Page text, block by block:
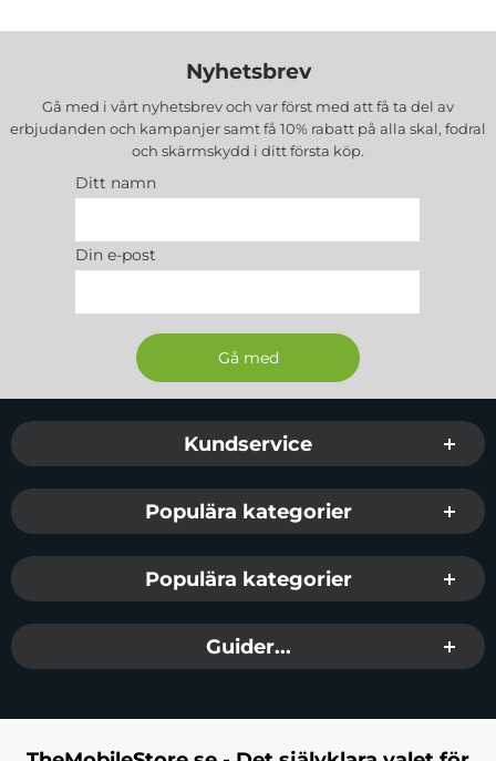
elektroniska komponenter ger palm rejection, tilt
sensing och finare spets jämfört med passiva stylus
som fungerar som fingret.
BOOM Stylus Penna
modellerna. Den tunna spetsen ger bättre precision
än fingertouch för detaljerad teckning och handstil.
uppladdningsbar funktion om aktiv. Prisvärd för
användare som vill prova stylus-användning utan
Tech-Protect Active Stylus Pennaär en aktiv
digital penna med elektroniska komponenter som
ger palm rejection så du kan vila handen på
möjliggör exakta linjer och detaljer perfekt för
notering eller skissande. Uppladdningsbar via USB
med cirka 8-10 timmars användningstid per
laddning. Fungerar direkt utan Bluetooth vilket
budget och Apple Pencil.
Nyhetsbrev
Gå med i vårt nyhetsbrev och var först med att få ta del av
erbjudanden och kampanjer samt få 10% rabatt på alla skal, fodral
och skärmskydd i ditt första köp.
Ditt namn
Din e-post
Sidfot Blandad info och länkar
Kundservice
Populära kategorier
Populära kategorier
Guider...